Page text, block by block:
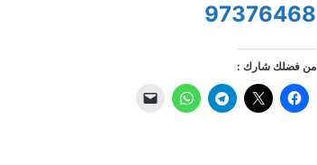
97376468
من فضلك شارك :